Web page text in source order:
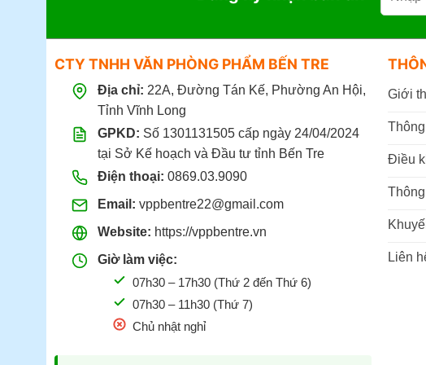
CTY TNHH VĂN PHÒNG PHẨM BẾN TRE
Địa chỉ: 22A, Đường Tán Kế, Phường An Hội,
Tỉnh Vĩnh Long
GPKD: Số 1301131505 cấp ngày 24/04/2024
tại Sở Kế hoạch và Đầu tư tỉnh Bến Tre
Điện thoại: 0869.03.9090
Email: vppbentre22@gmail.com
Website: https://vppbentre.vn
Giờ làm việc:
07h30 – 17h30 (Thứ 2 đến Thứ 6)
07h30 – 11h30 (Thứ 7)
Chủ nhật nghỉ
Giới
Điều
Liên